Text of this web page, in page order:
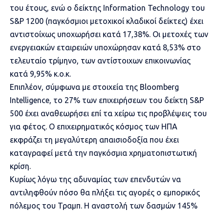
του έτους, ενώ ο δείκτης Information Technology του
S&P 1200 (παγκόσμιοι μετοχικοί κλαδικοί δείκτες) έχει
αντιστοίχως υποχωρήσει κατά 17,38%. Οι μετοχές των
ενεργειακών εταιρειών υποχώρησαν κατά 8,53% στο
τελευταίο τρίμηνο, των αντίστοιχων επικοινωνίας
κατά 9,95% κ.ο.κ.
Επιπλέον, σύμφωνα με στοιχεία της Bloomberg
Intelligence, το 27% των επιχειρήσεων του δείκτη S&P
500 έχει αναθεωρήσει επί τα χείρω τις προβλέψεις του
για φέτος. Ο επιχειρηματικός κόσμος των ΗΠΑ
εκφράζει τη μεγαλύτερη απαισιοδοξία που έχει
καταγραφεί μετά την παγκόσμια χρηματοπιστωτική
κρίση.
Κυρίως λόγω της αδυναμίας των επενδυτών να
αντιληφθούν πόσο θα πλήξει τις αγορές ο εμπορικός
πόλεμος του Τραμπ. Η αναστολή των δασμών 145%